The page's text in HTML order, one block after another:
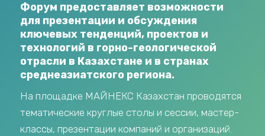
Форум предоставляет возможности
для презентации и обсуждения
ключевых тенденций, проектов и
технологий в горно-геологической
отрасли в Казахстане и в странах
среднеазиатского региона.
На площадке МАЙНЕКС Казахстан проводятся
тематические круглые столы и сессии, мастер-
классы, презентации компаний и организаций.